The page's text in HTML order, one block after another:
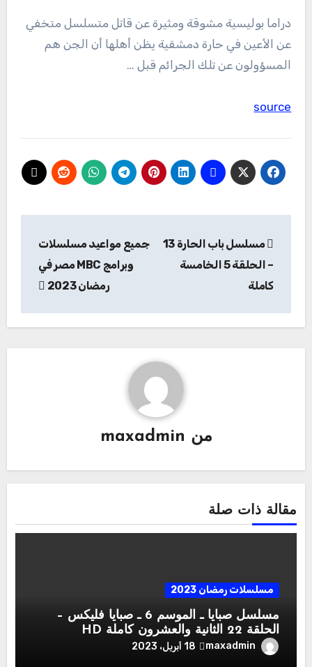
دراما بوليسية مشوقة ومثيرة عن قاتل متسلسل متخفي
عن الأعين في حارة دمشقية يظن أهلها أن الجن هم
المسؤولون عن تلك الجرائم قبل …
source
المقالات
مسلسل باب الحارة 13
– الحلقة 5 الخامسة
كاملة
جميع مواعيد مسلسلات
وبرامج MBC مصر في
رمضان 2023
من maxadmin
مقالة ذات صلة
مسلسلات رمضان 2023
مسلسل صبايا ـ الموسم 6 ـ صبايا فليكس –
الحلقة 22 الثانية والعشرون كاملة HD
maxadmin 18 أبريل، 2023